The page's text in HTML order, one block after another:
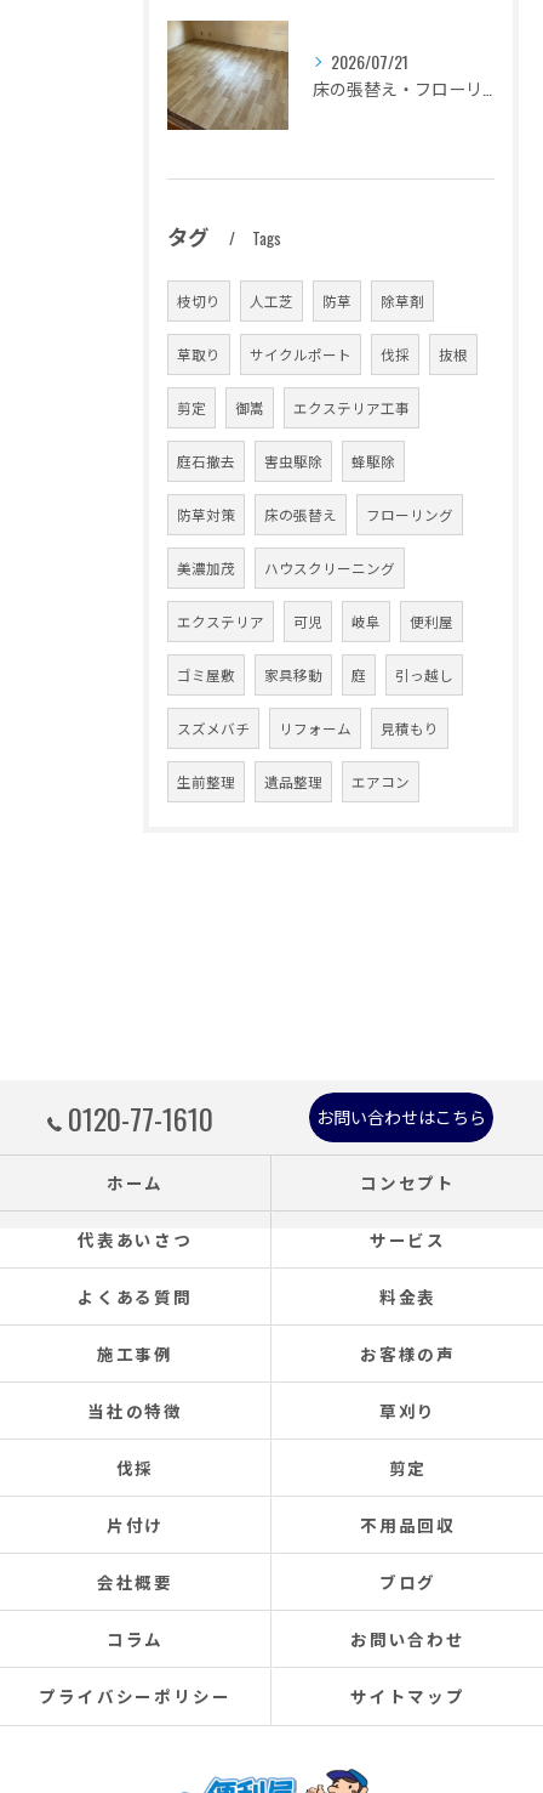
2026/07/21
タグ Tags
枝切り 人工芝 防草 除草剤
草取り サイクルポート 伐採 抜根
剪定 御嵩 エクステリア工事
庭石撤去 害虫駆除 蜂駆除
防草対策 床の張替え フローリング
美濃加茂 ハウスクリーニング
エクステリア 可児 岐阜 便利屋
ゴミ屋敷 家具移動 庭 引っ越し
スズメバチ リフォーム 見積もり
生前整理 遺品整理 エアコン
0120-77-1610 お問い合わせはこちら
ホーム コンセプト
代表あいさつ サービス
よくある質問 料金表
施工事例 お客様の声
当社の特徴 草刈り
伐採 剪定
片付け 不用品回収
会社概要 ブログ
コラム お問い合わせ
プライバシーポリシー サイトマップ